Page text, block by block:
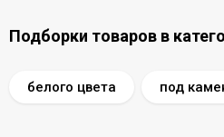
Подборки товаров в
белого цвета под